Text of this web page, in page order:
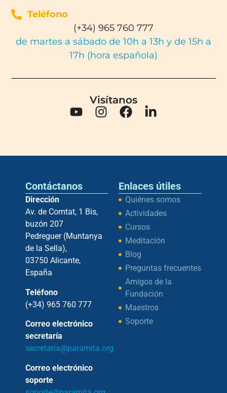
Teléfono
(+34) 965 760 777
de martes a sábado de 10h a 13h y de 15h a
17h (hora española)
Visítanos
Contáctanos
Dirección
Av. de Comtat, 1 Bis,
buzón 207
Pedreguer (Muntanya
de la Sella),
03750 Alicante,
España
Teléfono
(+34) 965 760 777
Correo electrónico
secretaría
secretaria@paramita.org
Correo electrónico
soporte
Enlaces útiles
Quiénes somos
Actividades
Cursos
Meditación
Blog
Preguntas frecuentes
Amigos de la
Fundación
Maestros
Soporte